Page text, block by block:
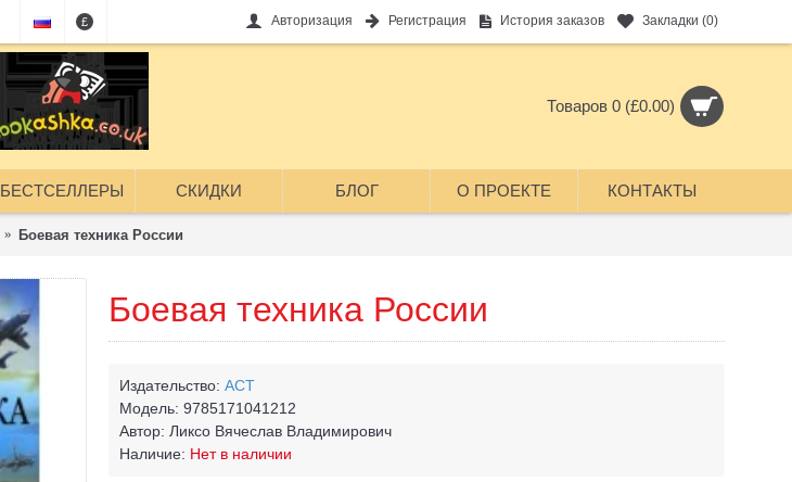
£ Авторизация Регистрация История заказов Закладки (0)
Товаров 0 (£0.00)
БЕСТСЕЛЛЕРЫ СКИДКИ БЛОГ О ПРОЕКТЕ КОНТАКТЫ
Боевая техника России
Боевая техника России
Издательство: АСТ
Модель: 9785171041212
Автор: Ликсо Вячеслав Владимирович
Наличие: Нет в наличии